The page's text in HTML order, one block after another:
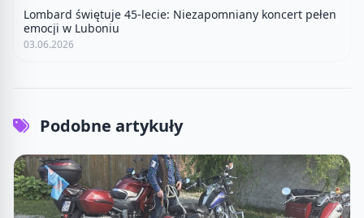
Lombard świętuje 45-lecie: Niezapomniany koncert pełen
emocji w Luboniu
03.06.2026
Podobne artykuły